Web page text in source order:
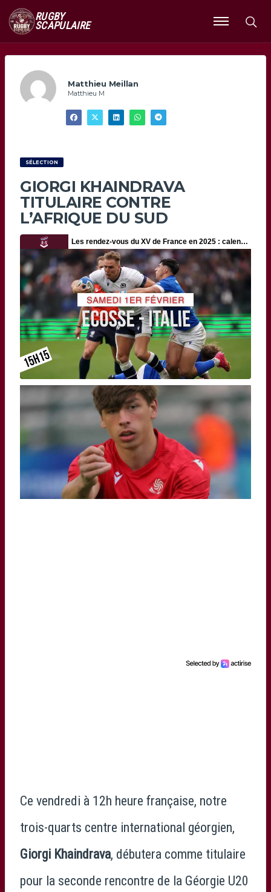
RUGBY
SCAPULAIRE
Ouvrir
le
Matthieu Meillan
Matthieu M
SÉLECTION
GIORGI KHAINDRAVA
TITULAIRE CONTRE
L’AFRIQUE DU SUD
Ce vendredi à 12h heure française, notre
trois-quarts centre international géorgien,
Giorgi Khaindrava, débutera comme titulaire
pour la seconde rencontre de la Géorgie U20